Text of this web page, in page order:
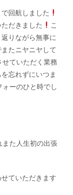
回航しました
だきました
こ
りながら無事に
たニヤニヤして
ていただく業務
忘れずにいつま
ーのひと時でし
また人生初の出張
ていただきます